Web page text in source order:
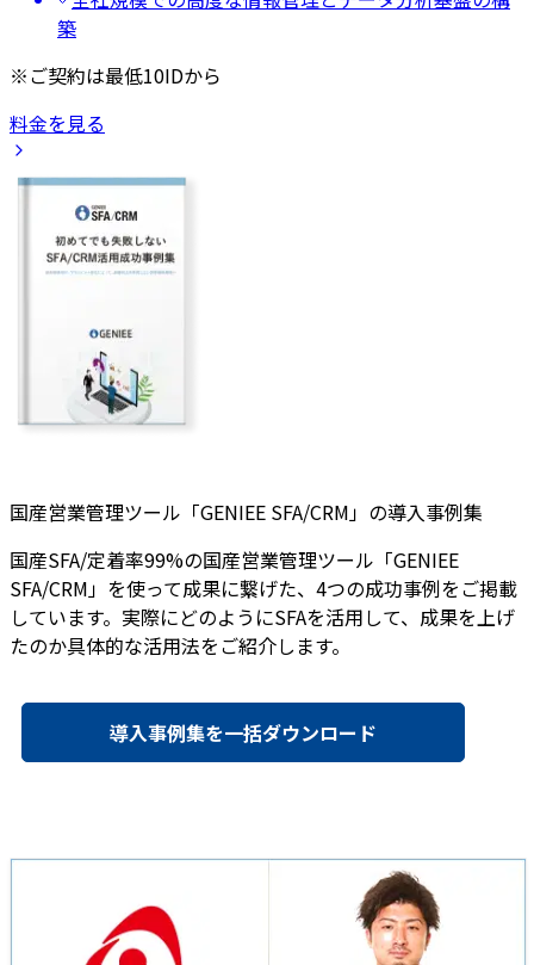
築
※ご契約は最低10IDから
料金を見る
国産営業管理ツール「GENIEE SFA/CRM」の導入事例集
国産SFA/定着率99%の国産営業管理ツール「GENIEE
SFA/CRM」を使って成果に繋げた、4つの成功事例をご掲載
しています。実際にどのようにSFAを活用して、成果を上げ
たのか具体的な活用法をご紹介します。
導入事例集を一括ダウンロード